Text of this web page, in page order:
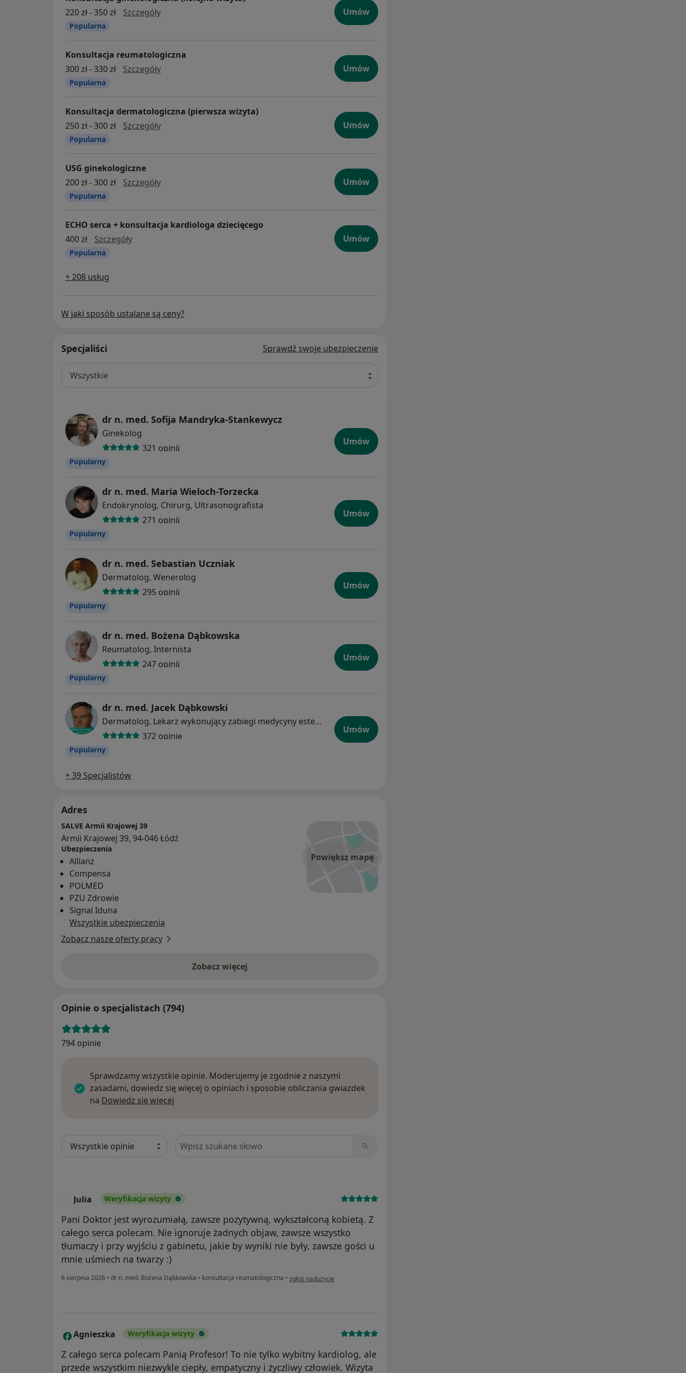
220 zł - 350 zł
Szczegółykonsultacja ginekologiczna (kolejna wizyta)
Popularna
Umów
Konsultacja reumatologiczna
300 zł - 330 zł
Szczegółykonsultacja reumatologiczna
Popularna
Umów
Konsultacja dermatologiczna (pierwsza wizyta)
250 zł - 300 zł
Szczegółykonsultacja dermatologiczna (pierwsza wizyta)
Popularna
Umów
USG ginekologiczne
200 zł - 300 zł
SzczegółyUSG ginekologiczne
Popularna
Umów
ECHO serca + konsultacja kardiologa dziecięcego
400 zł
SzczegółyECHO serca + konsultacja kardiologa dziecięcego
Popularna
Umów
+ 208 usług
W jaki sposób ustalane są ceny?
Specjaliści Sprawdź swoje ubezpieczenie
Wszystkie
dr n. med. Sofija Mandryka-Stankewycz
Ginekolog
321 opinii
Popularny
Umów
dr n. med. Maria Wieloch-Torzecka
Endokrynolog, Chirurg, Ultrasonografista
271 opinii
Popularny
Umów
dr n. med. Sebastian Uczniak
Dermatolog, Wenerolog
295 opinii
Popularny
Umów
dr n. med. Bożena Dąbkowska
Reumatolog, Internista
247 opinii
Popularny
Umów
dr n. med. Jacek Dąbkowski
Dermatolog, Lekarz wykonujący zabiegi medycyny estetycznej, Wenerolog
372 opinie
Popularny
Umów
+ 39 Specjalistów
Adres
Powiększ mapę
SALVE Armii Krajowej 39
Armii Krajowej 39, 94-046 Łódź
Ubezpieczenia
Allianz
Compensa
POLMED
PZU Zdrowie
Signal Iduna
Wszystkie ubezpieczenia
Zobacz nasze oferty pracy
Zobacz więcej
Opinie o specjalistach (794)
794 opinie
Sprawdzamy wszystkie opinie. Moderujemy je zgodnie z naszymi
zasadami, dowiedz się więcej o opiniach i sposobie obliczania gwiazdek
na Dowiedz się więcej
Szukaj w opiniach
Julia Weryfikacja wizyty
Pani Doktor jest wyrozumiałą, zawsze pozytywną, wykształconą kobietą. Z
całego serca polecam. Nie ignoruje żadnych objaw, zawsze wszystko
tłumaczy i przy wyjściu z gabinetu, jakie by wyniki nie były, zawsze gości u
mnie uśmiech na twarzy :)
6 sierpnia 2026 • dr n. med. Bożena Dąbkowska • konsultacja reumatologiczna • w opinii użytkownika Julia
zgłoś nadużycie
A Agnieszka Weryfikacja wizyty
Z całego serca polecam Panią Profesor! To nie tylko wybitny kardiolog, ale
przede wszystkim niezwykle ciepły, empatyczny i życzliwy człowiek. Wizyta